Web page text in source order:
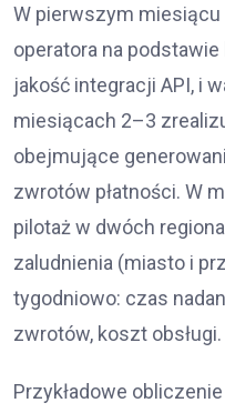
W pierwszym
operatora na
jakość integracji API, i
miesiącach 2–3
obejmujące
zwrotów płatności. W
pilotaż w dwóch
zaludnienia (miasto i
tygodniowo: czas
zwrotów, koszt obsługi.
Przykładowe